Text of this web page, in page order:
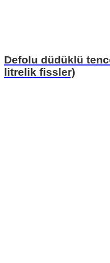
Defolu düdüklü
litrelik fissler)